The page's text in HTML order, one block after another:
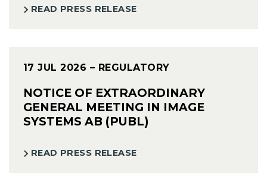
READ PRESS RELEASE
17 JUL 2026 – REGULATORY
NOTICE OF EXTRAORDINARY
GENERAL MEETING IN IMAGE
SYSTEMS AB (PUBL)
READ PRESS RELEASE